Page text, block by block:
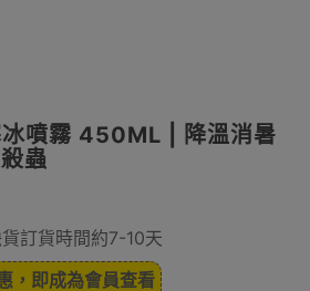
噴霧 450ML | 降溫消暑
蟲
訂貨時間約7-10天
，即成為會員查看